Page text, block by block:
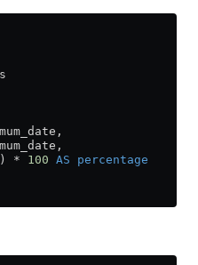
* 100 AS percentage